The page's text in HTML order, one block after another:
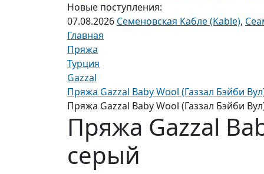
Новые поступления:
07.08.2026 Семеновская Кабле (Kable),
Главная
Пряжа
Турция
Gazzal
Пряжа Gazzal Baby Wool (Газзал Бэйби
Пряжа Gazzal Baby Wool (Газзал Бэйби
Пряжа Gazzal
серый